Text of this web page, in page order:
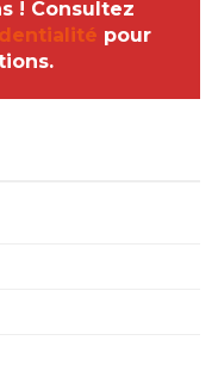
! Consultez
pour